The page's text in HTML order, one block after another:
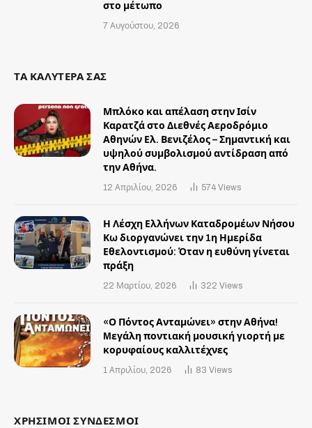
στο μέτωπο
7 Αυγούστου, 2026
ΤΑ ΚΑΛΥΤΕΡΑ ΣΑΣ
Μπλόκο και απέλαση στην Ισίν
Καρατζά στο Διεθνές Αεροδρόμιο
Αθηνών Ελ. Βενιζέλος – Σημαντική και
υψηλού συμβολισμού αντίδραση από
την Αθήνα.
12 Απριλίου, 2026 574 Views
Η Λέσχη Ελλήνων Καταδρομέων Νήσου
Κω διοργανώνει την 1η Ημερίδα
Εθελοντισμού: Όταν η ευθύνη γίνεται
πράξη
22 Μαρτίου, 2026 322 Views
«Ο Πόντος Ανταμώνει» στην Αθήνα!
Mεγάλη ποντιακή μουσική γιορτή με
κορυφαίους καλλιτέχνες
1 Απριλίου, 2026 83 Views
ΧΡΗΣΙΜΟΙ ΣΥΝΔΕΣΜΟΙ